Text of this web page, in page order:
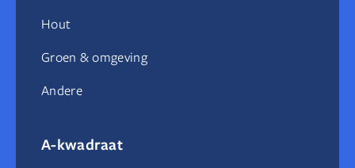
Hout
Groen & omgeving
Andere
A-kwadraat